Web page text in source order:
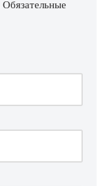
Обязательные